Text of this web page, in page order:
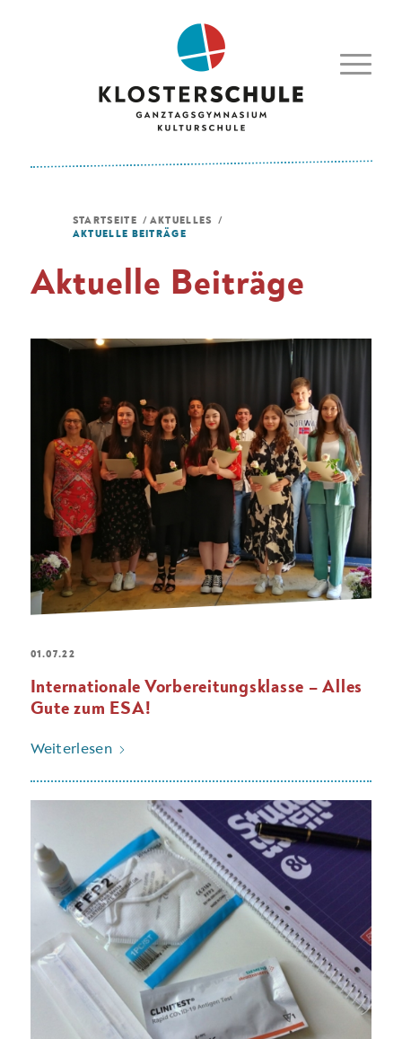
STARTSEITE / AKTUELLES
/
AKTUELLE BEITRÄGE
Aktuelle Beiträge
01.07.22
Internationale Vorbereitungsklasse – Alles
Gute zum ESA!
Weiterlesen